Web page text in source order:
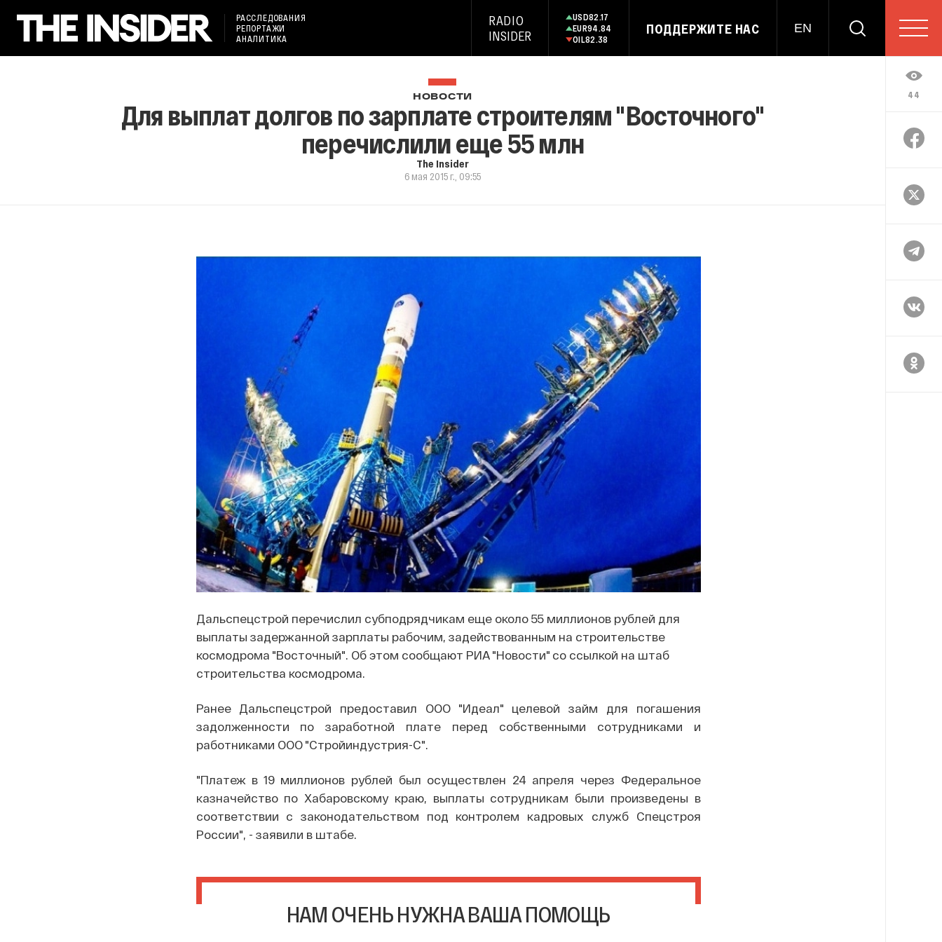
РАССЛЕДОВАНИЯ
РЕПОРТАЖИ
АНАЛИТИКА
RADIO
INSIDER
USD82.17
EUR94.84
OIL82.38
ПОДДЕРЖИТЕ НАС EN
44
НОВОСТИ
Для выплат долгов по зарплате строителям "Восточного"
перечислили еще 55 млн
The Insider
6 мая 2015 г., 09:55
Дальспецстрой перечислил субподрядчикам еще около 55 миллионов рублей для
выплаты задержанной зарплаты рабочим, задействованным на строительстве
космодрома "Восточный". Об этом сообщают РИА "Новости" со ссылкой на штаб
строительства космодрома.
Ранее Дальспецстрой предоставил ООО "Идеал" целевой займ для погашения
задолженности по заработной плате перед собственными сотрудниками и
работниками ООО "Стройиндустрия-С".
"Платеж в 19 миллионов рублей был осуществлен 24 апреля через Федеральное
казначейство по Хабаровскому краю, выплаты сотрудникам были произведены в
соответствии с законодательством под контролем кадровых служб Спецстроя
России", - заявили в штабе.
НАМ ОЧЕНЬ НУЖНА ВАША ПОМОЩЬ